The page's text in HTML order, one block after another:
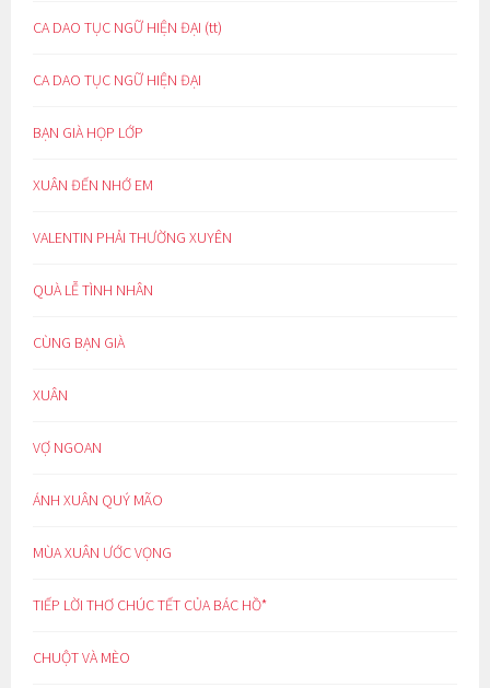
CA DAO TỤC NGỮ HIỆN ĐẠI (tt)
CA DAO TỤC NGỮ HIỆN ĐẠI
BẠN GIÀ HỌP LỚP
XUÂN ĐẾN NHỚ EM
VALENTIN PHẢI THƯỜNG XUYÊN
QUÀ LỄ TÌNH NHÂN
CÙNG BẠN GIÀ
XUÂN
VỢ NGOAN
ÁNH XUÂN QUÝ MÃO
MÙA XUÂN ƯỚC VỌNG
TIẾP LỜI THƠ CHÚC TẾT CỦA BÁC HỒ*
CHUỘT VÀ MÈO